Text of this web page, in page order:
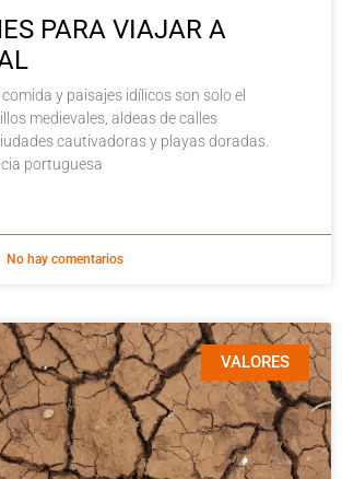
PARA VIAJAR A
y paisajes idílicos son solo el
medievales, aldeas de calles
cautivadoras y playas doradas.
portuguesa
No hay comentarios
VALORES